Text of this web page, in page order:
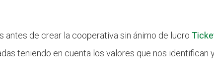
antes de crear la cooperativa sin ánimo de lucro
teniendo en cuenta los valores que nos identifican